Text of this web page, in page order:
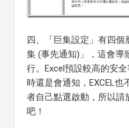
四、「巨集設定」有四個
集 (事先通知)」，這會導
行。Excel預設較高的安
時還是會通知，EXCEL
者自己點選啟動，所以請
吧！